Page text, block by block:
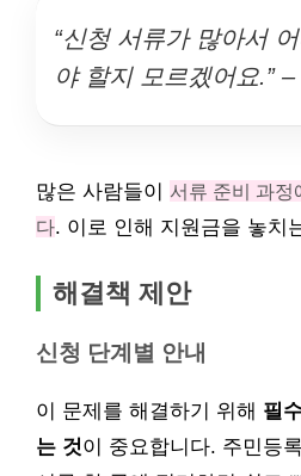
“신청 서류가 많아서
야 할지 모르겠어요.”
많은 사람들이 서류 준비 과정
다. 이로 인해 지원금을 놓치
해결책 제안
신청 단계별 안내
이 문제를 해결하기 위해 필
는 것이 중요합니다. 주민등